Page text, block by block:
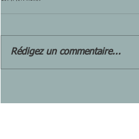
Rédigez un commentaire...